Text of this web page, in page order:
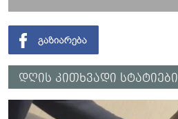
დღის კითხვადი სტატიები